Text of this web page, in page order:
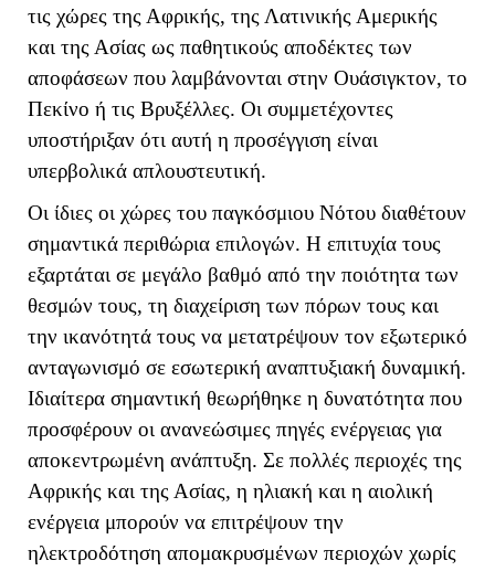
τις χώρες της Αφρικής, της Λατινικής Αμερικής
και της Ασίας ως παθητικούς αποδέκτες των
αποφάσεων που λαμβάνονται στην Ουάσιγκτον, το
Πεκίνο ή τις Βρυξέλλες. Οι συμμετέχοντες
υποστήριξαν ότι αυτή η προσέγγιση είναι
υπερβολικά απλουστευτική.
Οι ίδιες οι χώρες του παγκόσμιου Νότου διαθέτουν
σημαντικά περιθώρια επιλογών. Η επιτυχία τους
εξαρτάται σε μεγάλο βαθμό από την ποιότητα των
θεσμών τους, τη διαχείριση των πόρων τους και
την ικανότητά τους να μετατρέψουν τον εξωτερικό
ανταγωνισμό σε εσωτερική αναπτυξιακή δυναμική.
Ιδιαίτερα σημαντική θεωρήθηκε η δυνατότητα που
προσφέρουν οι ανανεώσιμες πηγές ενέργειας για
αποκεντρωμένη ανάπτυξη. Σε πολλές περιοχές της
Αφρικής και της Ασίας, η ηλιακή και η αιολική
ενέργεια μπορούν να επιτρέψουν την
ηλεκτροδότηση απομακρυσμένων περιοχών χωρίς